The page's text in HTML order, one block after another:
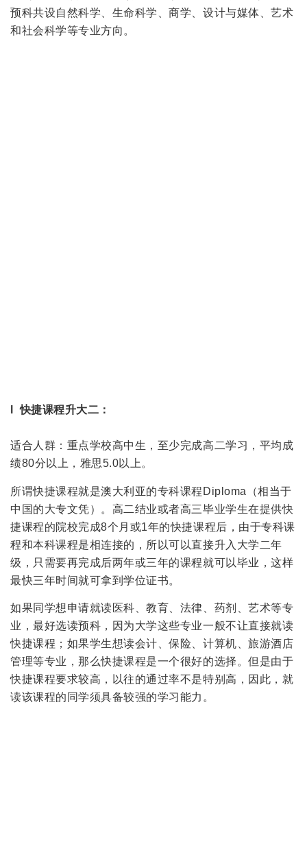
预科共设自然科学、生命科学、商学、设计与媒体、艺术
和社会科学等专业方向。
l 快捷课程升大二：
适合人群：重点学校高中生，至少完成高二学习，平均成
绩80分以上，雅思5.0以上。
所谓快捷课程就是澳大利亚的专科课程Diploma（相当于
中国的大专文凭）。高二结业或者高三毕业学生在提供快
捷课程的院校完成8个月或1年的快捷课程后，由于专科课
程和本科课程是相连接的，所以可以直接升入大学二年
级，只需要再完成后两年或三年的课程就可以毕业，这样
最快三年时间就可拿到学位证书。
如果同学想申请就读医科、教育、法律、药剂、艺术等专
业，最好选读预科，因为大学这些专业一般不让直接就读
快捷课程；如果学生想读会计、保险、计算机、旅游酒店
管理等专业，那么快捷课程是一个很好的选择。但是由于
快捷课程要求较高，以往的通过率不是特别高，因此，就
读该课程的同学须具备较强的学习能力。